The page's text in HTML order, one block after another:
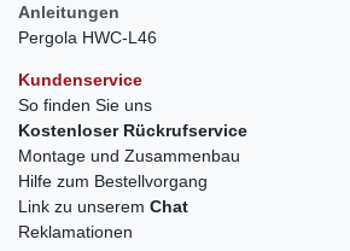
Anleitungen
Pergola HWC-L46
Kundenservice
So finden Sie uns
Kostenloser Rückrufservice
Montage und Zusammenbau
Hilfe zum Bestellvorgang
Link zu unserem Chat
Reklamationen